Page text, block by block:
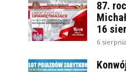
87.
16
6